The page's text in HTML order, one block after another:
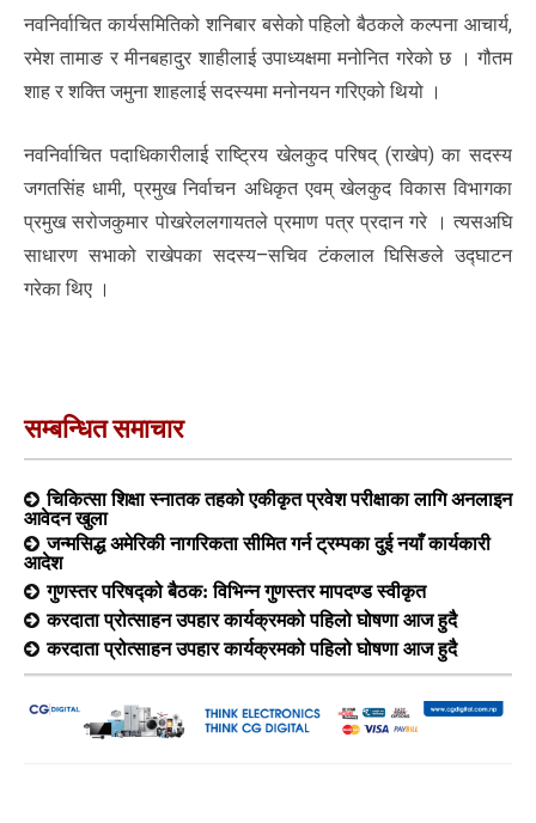
नवनिर्वाचित कार्यसमितिको शनिबार बसेको पहिलो बैठकले कल्पना आचार्य,
रमेश तामाङ र मीनबहादुर शाहीलाई उपाध्यक्षमा मनोनित गरेको छ । गौतम
शाह र शक्ति जमुना शाहलाई सदस्यमा मनोनयन गरिएको थियो ।
नवनिर्वाचित पदाधिकारीलाई राष्ट्रिय खेलकुद परिषद् (राखेप) का सदस्य
जगतसिंह धामी, प्रमुख निर्वाचन अधिकृत एवम् खेलकुद विकास विभागका
प्रमुख सरोजकुमार पोखरेललगायतले प्रमाण पत्र प्रदान गरे । त्यसअघि
साधारण सभाको राखेपका सदस्य–सचिव टंकलाल घिसिङले उद्घाटन
गरेका थिए ।
सम्बन्धित समाचार
चिकित्सा शिक्षा स्नातक तहको एकीकृत प्रवेश परीक्षाका लागि अनलाइन
आवेदन खुला
जन्मसिद्ध अमेरिकी नागरिकता सीमित गर्न ट्रम्पका दुई नयाँ कार्यकारी
आदेश
गुणस्तर परिषद्को बैठक: विभिन्न गुणस्तर मापदण्ड स्वीकृत
करदाता प्रोत्साहन उपहार कार्यक्रमको पहिलो घोषणा आज हुदै
करदाता प्रोत्साहन उपहार कार्यक्रमको पहिलो घोषणा आज हुदै